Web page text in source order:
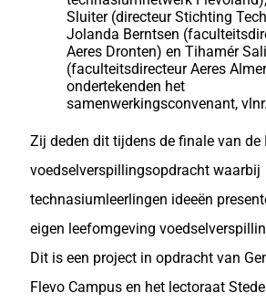
Sluiter (directeur Stichting
Jolanda Berntsen
Aeres Dronten) en Tihamér
(faculteitsdirecteur Aeres
ondertekenden het
samenwerkingsconvenant, vlnr.
Zij deden dit tijdens de finale van de
voedselverspillingsopdracht waarbij
technasiumleerlingen ideeën
eigen leefomgeving
Dit is een project in opdracht van
Flevo Campus en het lectoraat